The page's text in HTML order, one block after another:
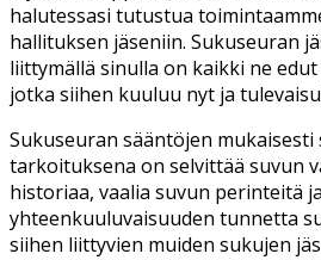
halutessasi tutustua
hallituksen jäseniin. Sukuseuran
liittymällä sinulla on kaikki ne
jotka siihen kuuluu nyt ja
Sukuseuran sääntöjen mukaisesti
tarkoituksena on selvittää suvun
historiaa, vaalia suvun perinteitä
yhteenkuuluvaisuuden tunnetta
siihen liittyvien muiden sukujen